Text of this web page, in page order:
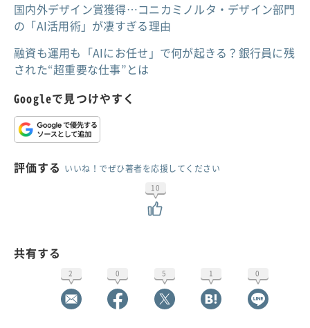
国内外デザイン賞獲得…コニカミノルタ・デザイン部門
の「AI活用術」が凄すぎる理由
融資も運用も「AIにお任せ」で何が起きる？銀行員に残
された“超重要な仕事”とは
Googleで見つけやすく
評価する いいね！でぜひ著者を応援してください
10
共有する
2 0 5 1 0